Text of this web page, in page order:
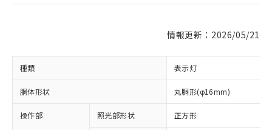
情報更新：2026/05/21
種類 表示灯
胴体形状 丸胴形(φ16mm)
操作部 照光部形状 正方形